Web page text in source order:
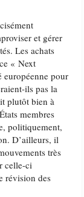
et gérer
Les achats
« Next
européenne pour
ils pas la
plutôt bien à
membres
politiquement,
D’ailleurs, il
très
celle-ci
révision des